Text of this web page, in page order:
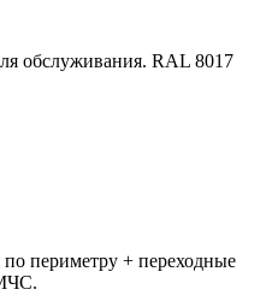
обслуживания. RAL 8017
периметру + переходные